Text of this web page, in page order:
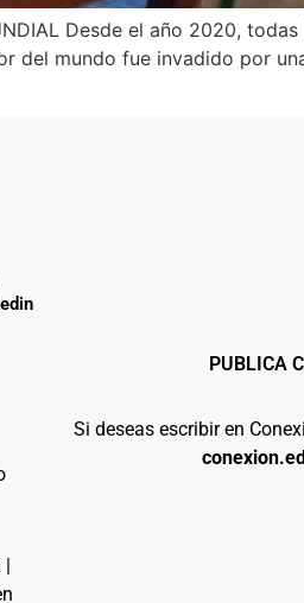
Desde el año 2020,
del mundo fue invadido por
|
PUBLICA
Si deseas escribir en